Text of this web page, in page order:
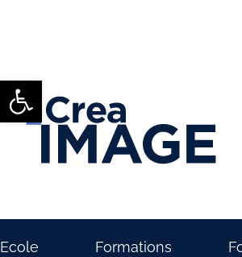
Ouvrir la barre d’outils
Ecole Formations